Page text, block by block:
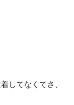
してなくてさ、